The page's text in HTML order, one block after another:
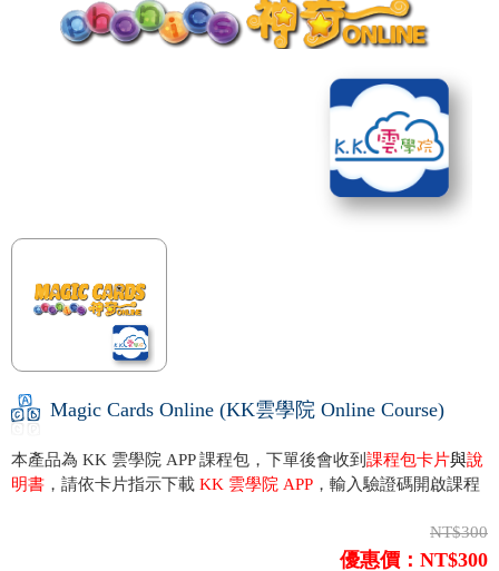
Magic Cards Online (KK雲學院 Online Course)
本產品為 KK 雲學院 APP 課程包，下單後會收到 課程包卡片與說
明書 ，請依卡片指示下載 KK 雲學院 APP ，輸入驗證碼開啟課程
NT$300
優惠價：NT$300